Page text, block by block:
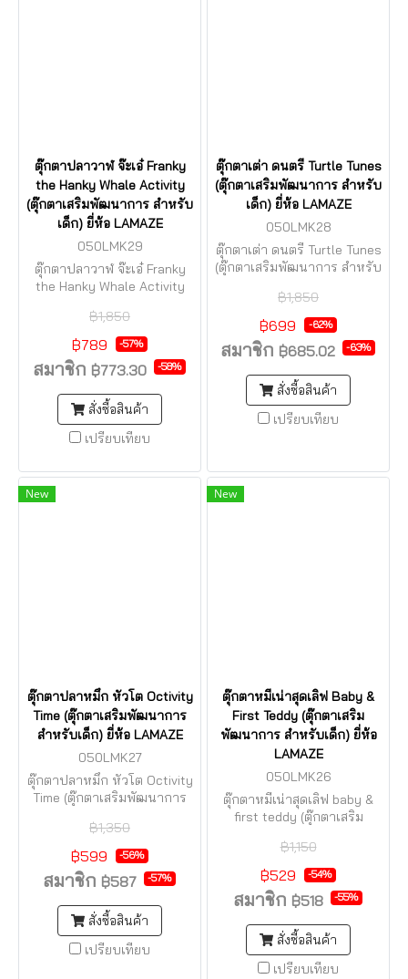
ตุ๊กตาปลาวาฬ จ๊ะเอ๋ Franky
the Hanky Whale Activity
(ตุ๊กตาเสริมพัฒนาการ สำหรับ
เด็ก) ยี่ห้อ LAMAZE
050LMK29
ตุ๊กตาปลาวาฬ จ๊ะเอ๋ Franky
the Hanky Whale Activity
เด็ก) ✅ แบรนด์ LAMAZE ⚠️
ของแท้ ศูนย์ไทย ⚠️ งานดี..
ปลอดภัย.. ใช้งานได้ทนทานค่ะ
฿1,850
฿789 -57%
สมาชิก ฿773.30 -58%
สั่งซื้อสินค้า
เปรียบเทียบ
ตุ๊กตาเต่า ดนตรี Turtle Tunes
(ตุ๊กตาเสริมพัฒนาการ สำหรับ
เด็ก) ยี่ห้อ LAMAZE
050LMK28
ตุ๊กตาเต่า ดนตรี Turtle Tunes
(ตุ๊กตาเสริมพัฒนาการ สำหรับ
ของแท้ ศูนย์ไทย ⚠️ งานดี..
ปลอดภัย.. ใช้งานได้ทนทานค่ะ
฿1,850
฿699 -62%
สมาชิก ฿685.02 -63%
สั่งซื้อสินค้า
เปรียบเทียบ
New
ตุ๊กตาปลาหมึก หัวโต Octivity
Time (ตุ๊กตาเสริมพัฒนาการ
สำหรับเด็ก) ยี่ห้อ LAMAZE
050LMK27
ตุ๊กตาปลาหมึก หัวโต Octivity
Time (ตุ๊กตาเสริมพัฒนาการ
LAMAZE ⚠️ ของแท้ ศูนย์ไทย ⚠️
งานดี.. ปลอดภัย.. ใช้งานได้
ทนทานค่ะ
฿1,350
฿599 -56%
สมาชิก ฿587 -57%
สั่งซื้อสินค้า
เปรียบเทียบ
New
ตุ๊กตาหมีเน่าสุดเลิฟ Baby &
First Teddy (ตุ๊กตาเสริม
พัฒนาการ สำหรับเด็ก) ยี่ห้อ
LAMAZE
050LMK26
ตุ๊กตาหมีเน่าสุดเลิฟ baby &
first teddy (ตุ๊กตาเสริม
แบรนด์ LAMAZE ⚠️ ของแท้
ศูนย์ไทย ⚠️ งานดี.. ปลอดภัย..
ใช้งานได้ทนทานค่ะ
฿1,150
฿529 -54%
สมาชิก ฿518 -55%
สั่งซื้อสินค้า
เปรียบเทียบ